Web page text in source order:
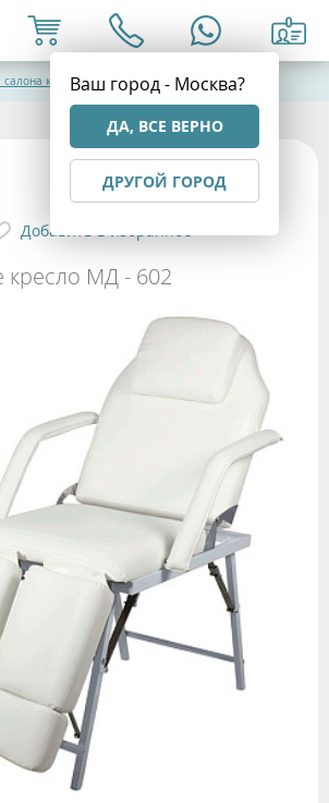
Ваш город - Москва?
ДА, ВСЕ ВЕРНО
ДРУГОЙ ГОРОД
красоты
МД - 602
Добавить в избранное